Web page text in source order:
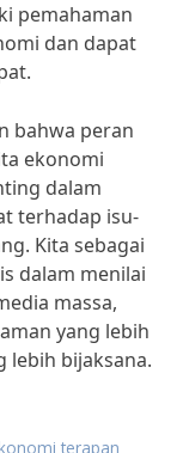
pemahaman
dan dapat
bahwa peran
ekonomi
dalam
terhadap isu-
Kita sebagai
dalam menilai
massa,
yang lebih
lebih bijaksana.
terapan